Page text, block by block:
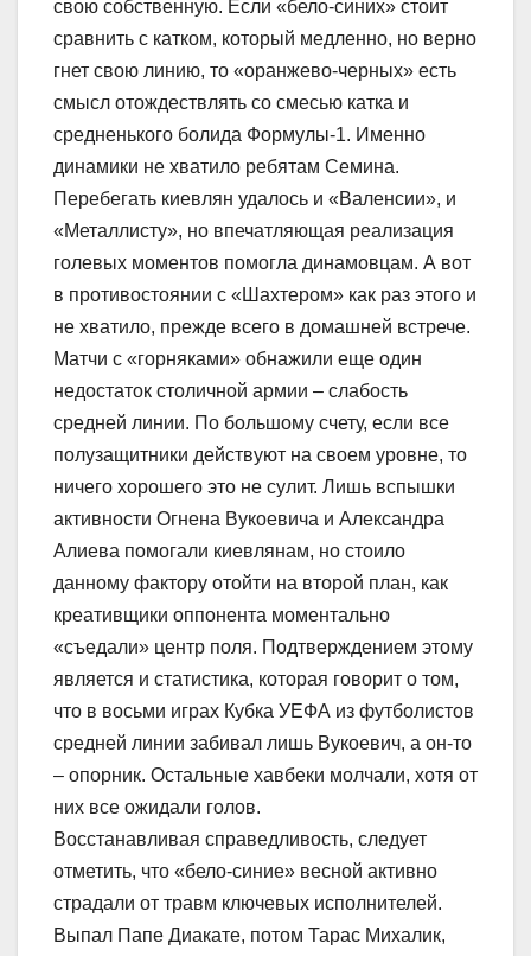
свою собственную. Если «бело-синих» стоит
сравнить с катком, который медленно, но верно
гнет свою линию, то «оранжево-черных» есть
смысл отождествлять со смесью катка и
средненького болида Формулы-1. Именно
динамики не хватило ребятам Семина.
Перебегать киевлян удалось и «Валенсии», и
«Металлисту», но впечатляющая реализация
голевых моментов помогла динамовцам. А вот
в противостоянии с «Шахтером» как раз этого и
не хватило, прежде всего в домашней встрече.
Матчи с «горняками» обнажили еще один
недостаток столичной армии – слабость
средней линии. По большому счету, если все
полузащитники действуют на своем уровне, то
ничего хорошего это не сулит. Лишь вспышки
активности Огнена Вукоевича и Александра
Алиева помогали киевлянам, но стоило
данному фактору отойти на второй план, как
креативщики оппонента моментально
«съедали» центр поля. Подтверждением этому
является и статистика, которая говорит о том,
что в восьми играх Кубка УЕФА из футболистов
средней линии забивал лишь Вукоевич, а он-то
– опорник. Остальные хавбеки молчали, хотя от
них все ожидали голов.
Восстанавливая справедливость, следует
отметить, что «бело-синие» весной активно
страдали от травм ключевых исполнителей.
Выпал Папе Диакате, потом Тарас Михалик,